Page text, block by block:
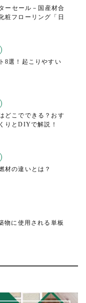
ーセール－国産材合
粧フローリング「日
8選！起こりやすい
どこでできる？おす
りとDIYで解説！
材の違いとは？
物に使用される単板